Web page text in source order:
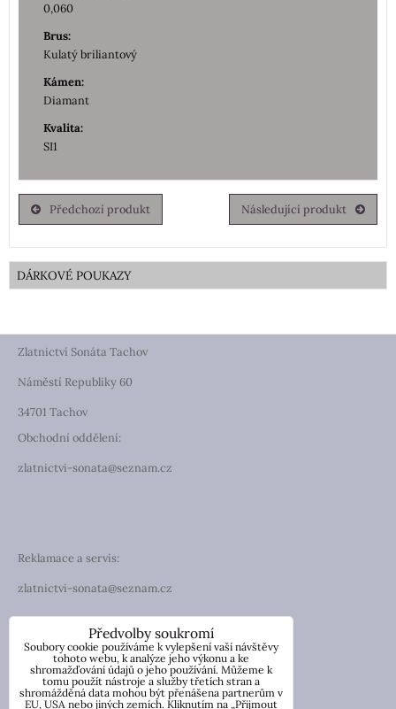
0,060
Brus:
Kulatý briliantový
Kámen:
Diamant
Kvalita:
SI1
Předchozí produkt Následující produkt
DÁRKOVÉ POUKAZY
Zlatnictví Sonáta Tachov
Náměstí Republiky 60
34701 Tachov
Obchodní oddělení:
zlatnictvi-sonata@seznam.cz
Reklamace a servis:
zlatnictvi-sonata@seznam.cz
TELEFON
Telefon: +420 774 194 130
IČO: 13854976
DIČ: CZ7057181846
Předvolby soukromí
Soubory cookie používáme k vylepšení vaší návštěvy
tohoto webu, k analýze jeho výkonu a ke
shromažďování údajů o jeho používání. Můžeme k
tomu použít nástroje a služby třetích stran a
shromážděná data mohou být přenášena partnerům v
EU, USA nebo jiných zemích. Kliknutím na „Přijmout